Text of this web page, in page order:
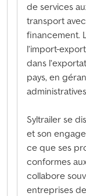
de services
transport
financement.
l’import-
dans
pays, en
Syltrailer se
et son
ce que ses
conformes
collabore
entreprises